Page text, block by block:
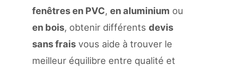
fenêtres en PVC, en aluminium ou
en bois, obtenir différents devis
sans frais vous aide à trouver le
meilleur équilibre entre qualité et